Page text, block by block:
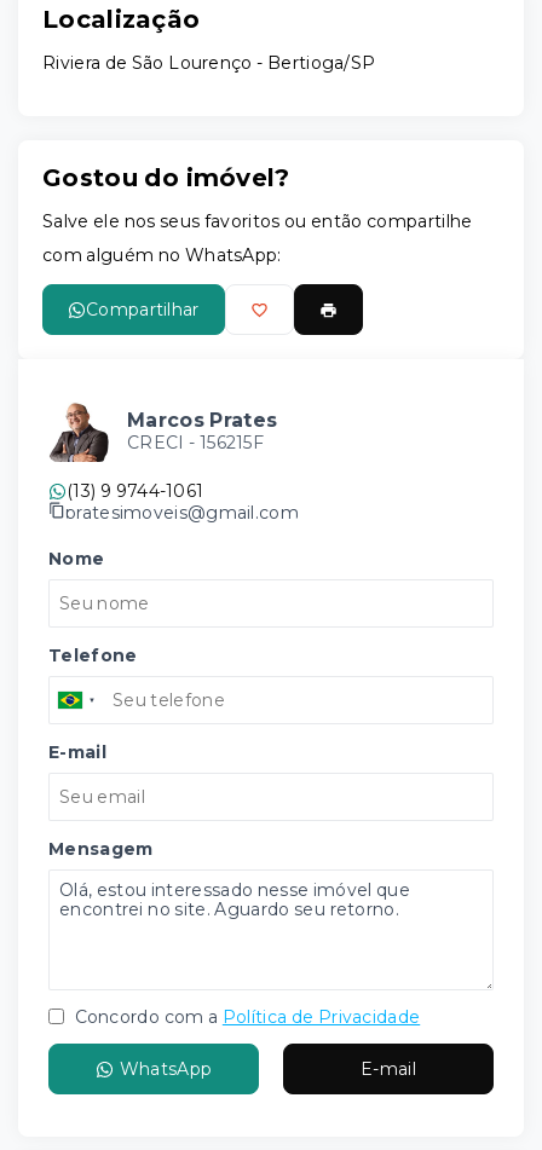
Localização
Riviera de São Lourenço - Bertioga/SP
Gostou do imóvel?
Salve ele nos seus favoritos ou então compartilhe
com alguém no WhatsApp:
Compartilhar
Marcos Prates
CRECI - 156215F
(13) 9 9744-1061
pratesimoveis@gmail.com
Nome
Telefone
E-mail
Mensagem
Concordo com a Política de Privacidade
WhatsApp E-mail